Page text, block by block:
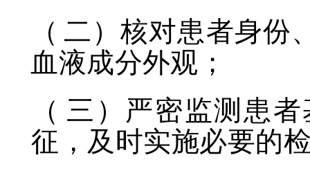
（ 二）核对患者身份
血液成分外观；
（ 三）严密监测患
征，及时实施必要的